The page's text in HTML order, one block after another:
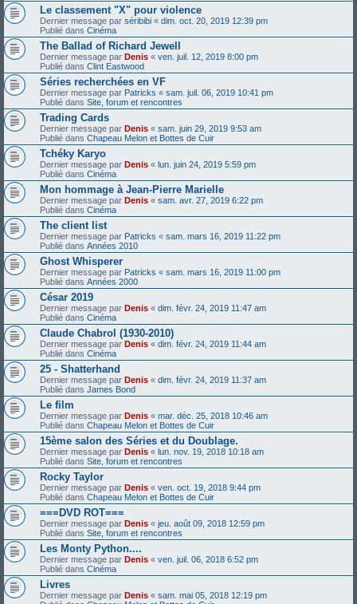
Le classement "X" pour violence
Dernier message par séribibi « dim. oct. 20, 2019 12:39 pm
Publié dans Cinéma
The Ballad of Richard Jewell
Dernier message par Denis « ven. juil. 12, 2019 8:00 pm
Publié dans Clint Eastwood
Séries recherchées en VF
Dernier message par Patricks « sam. juil. 06, 2019 10:41 pm
Publié dans Site, forum et rencontres
Trading Cards
Dernier message par Denis « sam. juin 29, 2019 9:53 am
Publié dans Chapeau Melon et Bottes de Cuir
Tchéky Karyo
Dernier message par Denis « lun. juin 24, 2019 5:59 pm
Publié dans Cinéma
Mon hommage à Jean-Pierre Marielle
Dernier message par Denis « sam. avr. 27, 2019 6:22 pm
Publié dans Cinéma
The client list
Dernier message par Patricks « sam. mars 16, 2019 11:22 pm
Publié dans Années 2010
Ghost Whisperer
Dernier message par Patricks « sam. mars 16, 2019 11:00 pm
Publié dans Années 2000
César 2019
Dernier message par Denis « dim. févr. 24, 2019 11:47 am
Publié dans Cinéma
Claude Chabrol (1930-2010)
Dernier message par Denis « dim. févr. 24, 2019 11:44 am
Publié dans Cinéma
25 - Shatterhand
Dernier message par Denis « dim. févr. 24, 2019 11:37 am
Publié dans James Bond
Le film
Dernier message par Denis « mar. déc. 25, 2018 10:46 am
Publié dans Chapeau Melon et Bottes de Cuir
15ème salon des Séries et du Doublage.
Dernier message par Denis « lun. nov. 19, 2018 10:18 am
Publié dans Site, forum et rencontres
Rocky Taylor
Dernier message par Denis « ven. oct. 19, 2018 9:44 pm
Publié dans Chapeau Melon et Bottes de Cuir
===DVD ROT===
Dernier message par Denis « jeu. août 09, 2018 12:59 pm
Publié dans Site, forum et rencontres
Les Monty Python....
Dernier message par Denis « ven. juil. 06, 2018 6:52 pm
Publié dans Cinéma
Livres
Dernier message par Denis « sam. mai 05, 2018 12:19 pm